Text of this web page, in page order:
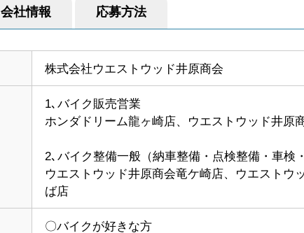
会社情報 応募方法
株式会社ウエストウッド井原商会
1､バイク販売営業
ホンダドリーム龍ヶ崎店、ウエストウッド井原
2､バイク整備一般（納車整備・点検整備・車検
ウエストウッド井原商会竜ケ崎店、ウエストウ
ば店
〇バイクが好きな方